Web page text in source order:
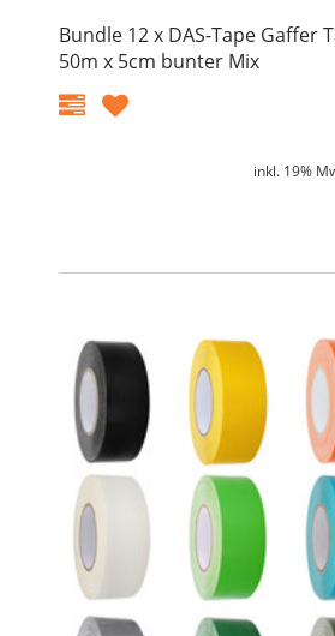
Bundle 12 x DAS-Tape Gaffer
50m x 5cm bunter Mix
inkl. 19%